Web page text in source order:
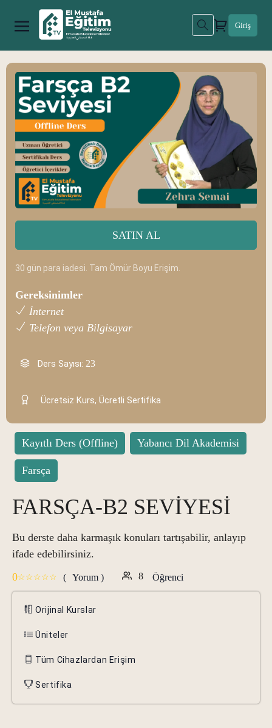
Giriş
Kayıtlı Ders (Offline) Yabancı Dil Akademisi
Farsça
FARSÇA-B2 SEVİYESİ
Bu derste daha karmaşık konuları tartışabilir, anlayıp
ifade edebilirsiniz.
0
( Yorum ) 8 Öğrenci
Orijinal Kurslar
Üniteler
Tüm Cihazlardan Erişim
Sertifika
SATIN AL
30 gün para iadesi. Tam Ömür Boyu Erişim.
Gereksinimler
İnternet
Telefon veya Bilgisayar
Ders Sayısı: 23
Ücretsiz Kurs, Ücretli Sertifika